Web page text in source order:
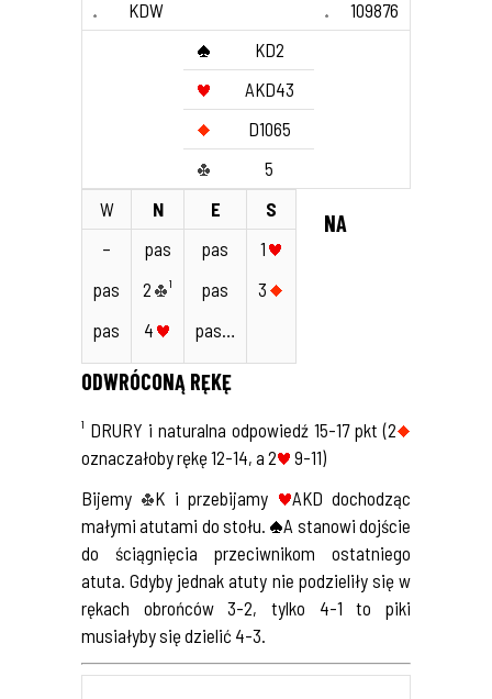
KDW
109876
KD2
AKD43
D1065
5
W
N E
S
–
pas
pas
pas
2
¹
4
pas
pas
pas…
1
3
NA
ODWRÓCONĄ RĘKĘ
¹ DRURY i naturalna odpowiedź 15-17 pkt (2
oznaczałoby rękę 12-14, a 2
9-11)
Bijemy
K i przebijamy
AKD dochodząc
małymi atutami do stołu.
A stanowi dojście
do ściągnięcia przeciwnikom ostatniego
atuta. Gdyby jednak atuty nie podzieliły się w
rękach obrońców 3-2, tylko 4-1 to piki
musiałyby się dzielić 4-3.